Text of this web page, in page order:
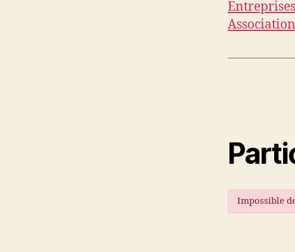
Entreprises
Impossible